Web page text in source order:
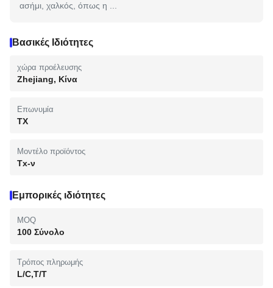
ασήμι, χαλκός, όπως η ...
Βασικές Ιδιότητες
χώρα προέλευσης
Zhejiang, Κίνα
Επωνυμία
TX
Μοντέλο προϊόντος
Tx-ν
Εμπορικές ιδιότητες
MOQ
100 Σύνολο
Τρόπος πληρωμής
L/C,T/T